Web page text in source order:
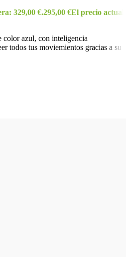
329,00 €.295,00 €El precio actual
azul, con inteligencia
todos tus moviemientos gracias a su